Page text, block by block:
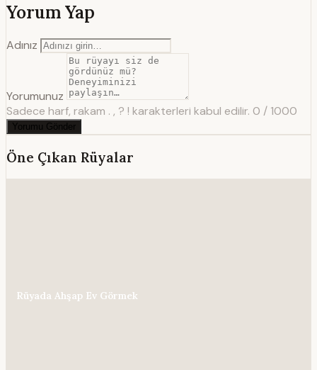
Yorum Yap
Adınız
Yorumunuz
Sadece harf, rakam . , ? ! karakterleri kabul edilir. 0 / 1000
Yorumu Gönder
Öne Çıkan Rüyalar
Rüyada Ahşap Ev Görmek